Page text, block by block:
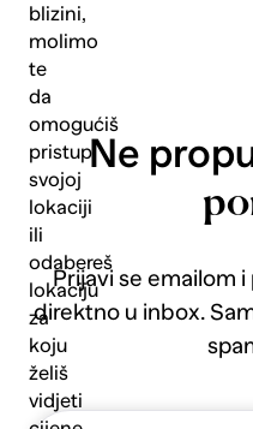
blizini,
molimo
te
da
omogućiš
pristup
svojoj
lokaciji
ili
odabereš
lokaciju
za
koju
želiš
vidjeti
Ne
Prijavi se emailom
direktno u inbox.